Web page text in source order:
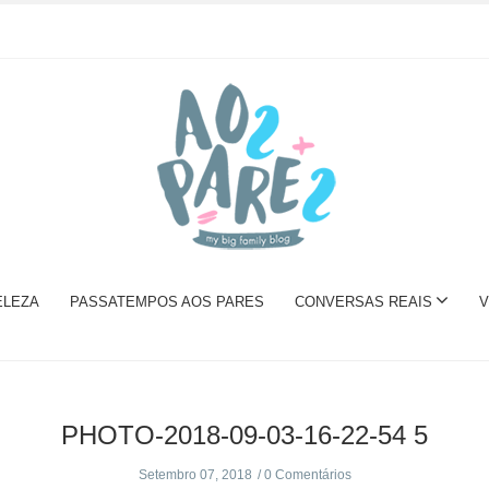
PASSATEMPOS AOS PARES CONVERSAS REAIS
PHOTO-2018-09-03-16-22-54 5
Setembro 07, 2018 0 Comentários